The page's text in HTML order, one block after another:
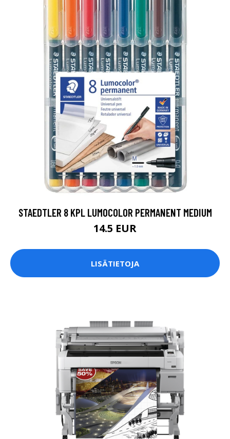
STAEDTLER 8 KPL LUMOCOLOR PERMANENT MEDIUM
14.5 EUR
LISÄTIETOJA